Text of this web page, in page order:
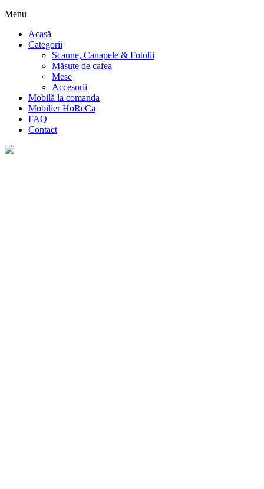
Menu
Acasă
Categorii
Scaune, Canapele & Fotolii
Măsuțe de cafea
Mese
Accesorii
Mobilă la comanda
Mobilier HoReCa
FAQ
Contact